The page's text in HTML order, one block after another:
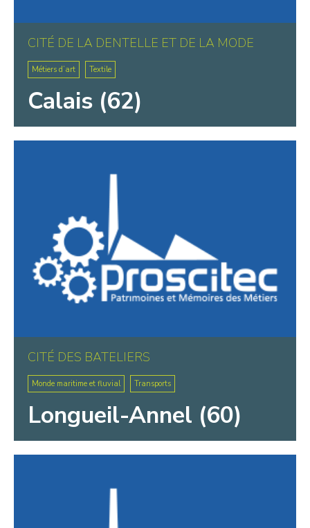
CITÉ DE LA DENTELLE ET DE LA MODE
Métiers d’art Textile
Calais (62)
CITÉ DES BATELIERS
Monde maritime et fluvial Transports
Longueil-Annel (60)